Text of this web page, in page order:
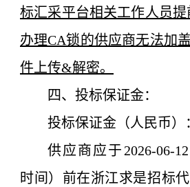
标汇采平台相关工作人员
办理CA锁的供应商无法加
件上传&解密。
四、投标保证金：
投标保证金（人民币）
供应商应于 2026-06-12
时间） 前在浙江求是招标